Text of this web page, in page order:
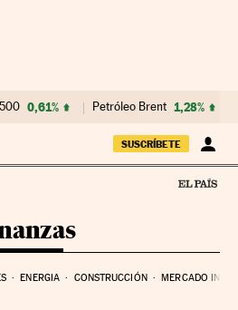
0,61% Petróleo Brent 1,28%
SUSCRÍBETE
ENERGIA CONSTRUCCIÓN MERCADO